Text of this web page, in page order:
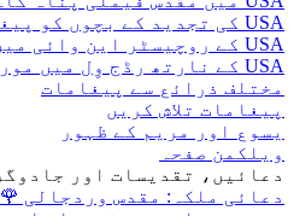
USA کی تجدید کے بچوں کو پیغامات
USA کے روچیسٹر این وائی میں جان لیری کو پیغامات
USA کے نارتھ رڈج وِل میں مورین سویینی- کائل کو پیغامات
مختلف ذرائع سے پیغامات
پیغامات تلاش کریں
یسوع اور مریم کے ظہور
ویلکمن صفحہ
دعائیں، تقدیسات اور
دعائی ملکہ: مقدس وردجالی 🌹